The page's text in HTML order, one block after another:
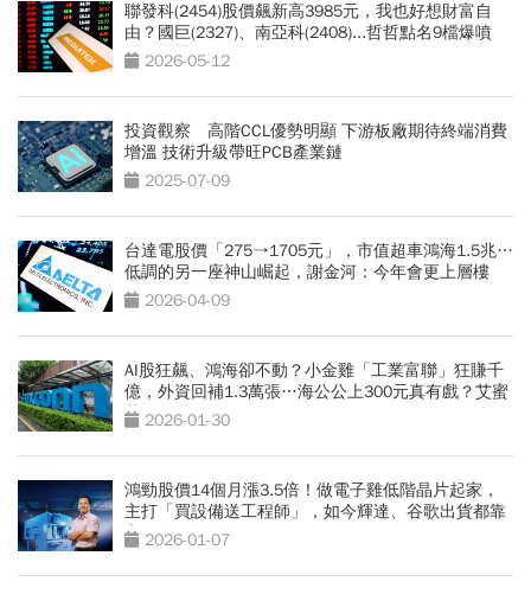
聯發科(2454)股價飆新高3985元，我也好想財富自
由？國巨(2327)、南亞科(2408)...哲哲點名9檔爆噴
股，最快2個月發酵
2026-05-12
投資觀察 高階CCL優勢明顯 下游板廠期待終端消費
增溫 技術升級帶旺PCB產業鏈
2025-07-09
台達電股價「275→1705元」，市值超車鴻海1.5兆…
低調的另一座神山崛起，謝金河：今年會更上層樓
2026-04-09
AI股狂飆、鴻海卻不動？小金雞「工業富聯」狂賺千
億，外資回補1.3萬張…海公公上300元真有戲？艾蜜
莉揭關鍵
2026-01-30
鴻勁股價14個月漲3.5倍！做電子雞低階晶片起家，
主打「買設備送工程師」，如今輝達、谷歌出貨都靠
它 2026-01-07